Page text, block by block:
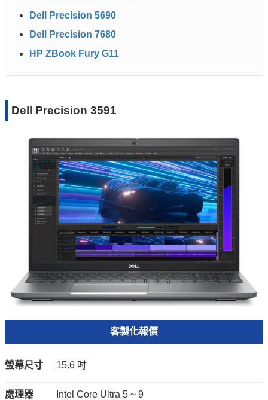
Dell Precision 5690
Dell Precision 7680
HP ZBook Fury G11
Dell Precision 3591
客製化報價
螢幕尺寸 15.6 吋
處理器 Intel Core Ultra 5 ~ 9